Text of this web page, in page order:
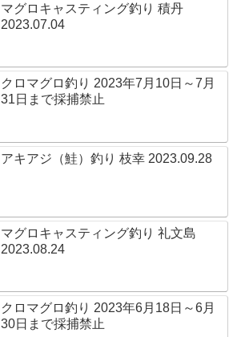
マグロキャスティング釣り 積丹
2023.07.04
クロマグロ釣り 2023年7月10日～7月
31日まで採捕禁止
アキアジ（鮭）釣り 枝幸 2023.09.28
マグロキャスティング釣り 礼文島
2023.08.24
クロマグロ釣り 2023年6月18日～6月
30日まで採捕禁止